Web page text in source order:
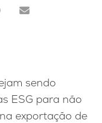
sendo
ESG para não
exportação de